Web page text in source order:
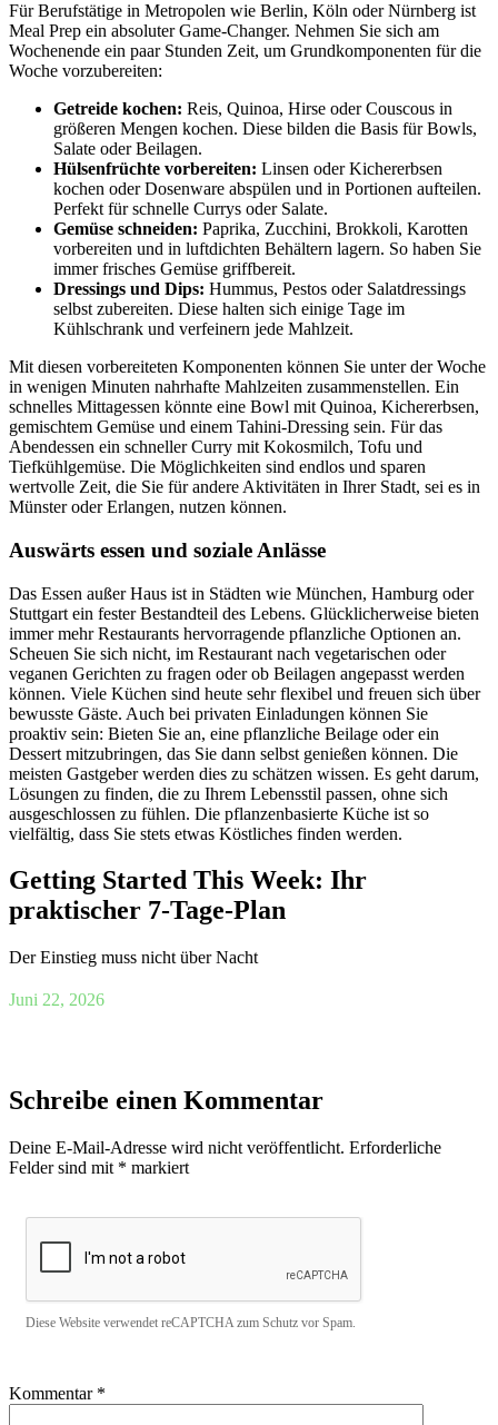
Für Berufstätige in Metropolen wie Berlin, Köln oder Nürnberg ist
Meal Prep ein absoluter Game-Changer. Nehmen Sie sich am
Wochenende ein paar Stunden Zeit, um Grundkomponenten für die
Woche vorzubereiten:
Getreide kochen: Reis, Quinoa, Hirse oder Couscous in
größeren Mengen kochen. Diese bilden die Basis für Bowls,
Salate oder Beilagen.
Hülsenfrüchte vorbereiten: Linsen oder Kichererbsen
kochen oder Dosenware abspülen und in Portionen aufteilen.
Perfekt für schnelle Currys oder Salate.
Gemüse schneiden: Paprika, Zucchini, Brokkoli, Karotten
vorbereiten und in luftdichten Behältern lagern. So haben Sie
immer frisches Gemüse griffbereit.
Dressings und Dips: Hummus, Pestos oder Salatdressings
selbst zubereiten. Diese halten sich einige Tage im
Kühlschrank und verfeinern jede Mahlzeit.
Mit diesen vorbereiteten Komponenten können Sie unter der Woche
in wenigen Minuten nahrhafte Mahlzeiten zusammenstellen. Ein
schnelles Mittagessen könnte eine Bowl mit Quinoa, Kichererbsen,
gemischtem Gemüse und einem Tahini-Dressing sein. Für das
Abendessen ein schneller Curry mit Kokosmilch, Tofu und
Tiefkühlgemüse. Die Möglichkeiten sind endlos und sparen
wertvolle Zeit, die Sie für andere Aktivitäten in Ihrer Stadt, sei es in
Münster oder Erlangen, nutzen können.
Auswärts essen und soziale Anlässe
Das Essen außer Haus ist in Städten wie München, Hamburg oder
Stuttgart ein fester Bestandteil des Lebens. Glücklicherweise bieten
immer mehr Restaurants hervorragende pflanzliche Optionen an.
Scheuen Sie sich nicht, im Restaurant nach vegetarischen oder
veganen Gerichten zu fragen oder ob Beilagen angepasst werden
können. Viele Küchen sind heute sehr flexibel und freuen sich über
bewusste Gäste. Auch bei privaten Einladungen können Sie
proaktiv sein: Bieten Sie an, eine pflanzliche Beilage oder ein
Dessert mitzubringen, das Sie dann selbst genießen können. Die
meisten Gastgeber werden dies zu schätzen wissen. Es geht darum,
Lösungen zu finden, die zu Ihrem Lebensstil passen, ohne sich
ausgeschlossen zu fühlen. Die pflanzenbasierte Küche ist so
vielfältig, dass Sie stets etwas Köstliches finden werden.
Getting Started This Week: Ihr
praktischer 7-Tage-Plan
Der Einstieg muss nicht über Nacht
Juni 22, 2026
Schreibe einen Kommentar
Deine E-Mail-Adresse wird nicht veröffentlicht. Erforderliche
Felder sind mit * markiert
Diese Website verwendet reCAPTCHA zum Schutz vor Spam.
Kommentar *